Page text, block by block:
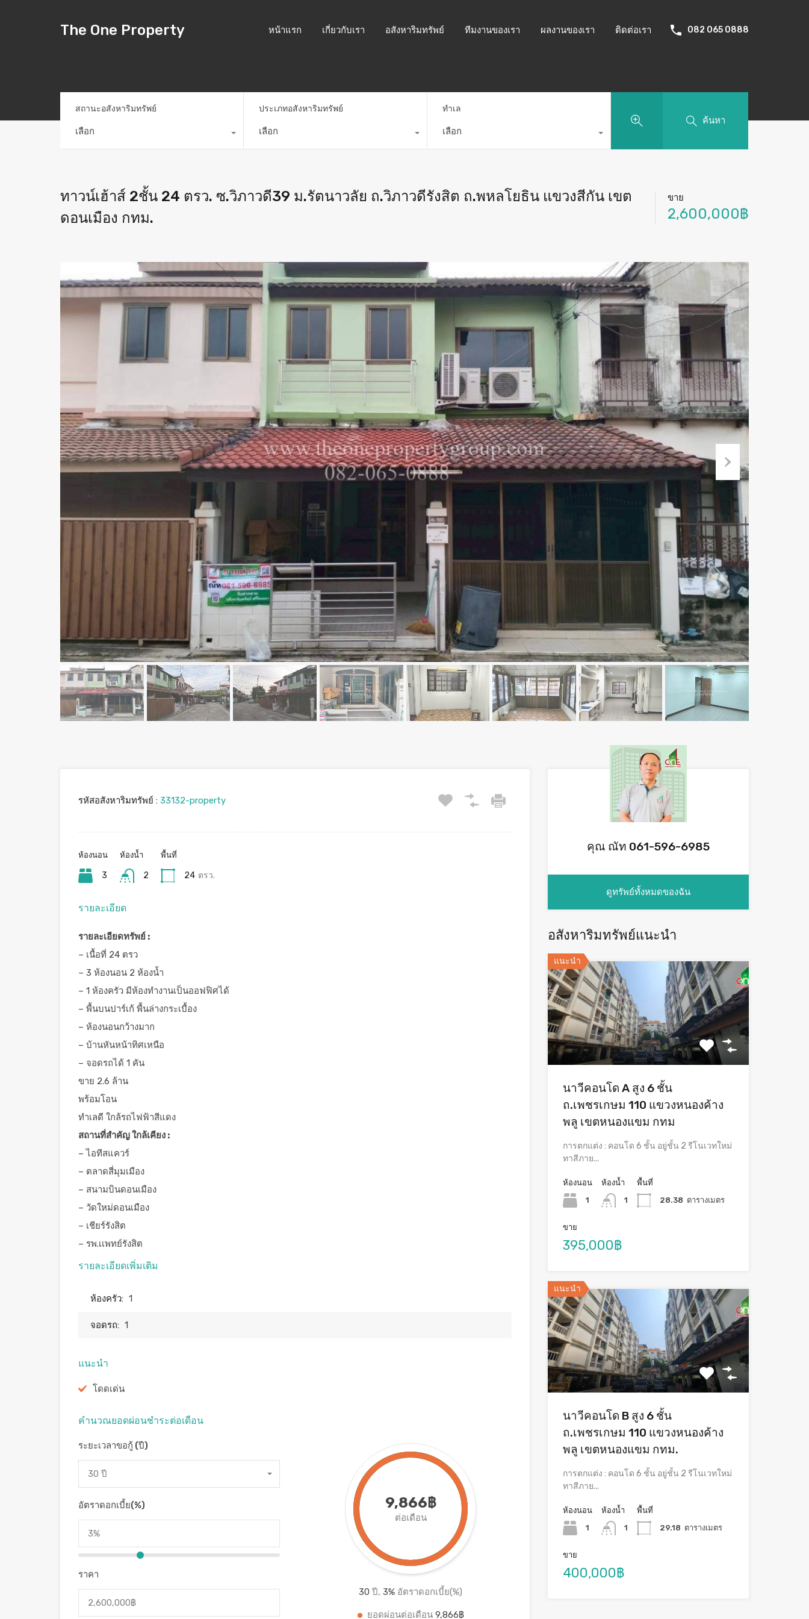
The One Property หน้าแรก เกี่ยวกับเรา อสังหาริมทรัพย์ ทีมงานของเรา ผลงานของเรา ติดต่อเรา 082 065 0888
สถานะอสังหาริมทรัพย์
เลือก
ประเภทอสังหาริมทรัพย์
เลือก
ทำเล
เลือก
ค้นหา
ทาวน์เฮ้าส์ 2ชั้น 24 ตรว. ซ.วิภาวดี39 ม.รัตนาวลัย ถ.วิภาวดีรังสิต ถ.พหลโยธิน แขวงสีกัน เขต
ดอนเมือง กทม.
ขาย
2,600,000฿
รหัสอสังหาริมทรัพย์ : 33132-property
ห้องนอน
3
ห้องน้ำ
2
พื้นที่
24 ตรว.
รายละเอียด
รายละเอียดทรัพย์ :
– เนื้อที่ 24 ตรว
– 3 ห้องนอน 2 ห้องน้ำ
– 1 ห้องครัว มีห้องทำงานเป็นออฟฟิศได้
– พื้นบนปาร์เก้ พื้นล่างกระเบื้อง
– ห้องนอนกว้างมาก
– บ้านหันหน้าทิศเหนือ
– จอดรถได้ 1 คัน
ขาย 2.6 ล้าน
พร้อมโอน
ทำเลดี ใกล้รถไฟฟ้าสีแดง
สถานที่สำคัญ ใกล้เคียง :
– ไอทีสแควร์
– ตลาดสี่มุมเมือง
– สนามบินดอนเมือง
– วัดใหม่ดอนเมือง
– เชียร์รังสิต
– รพ.เเพทย์รังสิต
รายละเอียดเพิ่มเติม
ห้องครัว: 1
จอดรถ: 1
แนะนำ
โดดเด่น
คํานวณยอดผ่อนชําระต่อเดือน
ระยะเวลาขอกู้ (ปี)
30 ปี
อัตราดอกเบี้ย(%)
ราคา
9,866฿
ต่อเดือน
30 ปี,3% อัตราดอกเบี้ย(%)
ยอดผ่อนต่อเดือน 9,866฿
คุณ ณัท 061-596-6985
ดูทรัพย์ทั้งหมดของฉัน
อสังหาริมทรัพย์แนะนำ
แนะนำ
นาวีคอนโด A สูง 6 ชั้น
ถ.เพชรเกษม 110 แขวงหนองค้าง
พลู เขตหนองแขม กทม
การตกแต่ง : คอนโด 6 ชั้น อยู่ชั้น 2 รีโนเวทใหม่
ทาสีภาย...
ห้องนอน
1
ห้องน้ำ
1
พื้นที่
28.38 ตารางเมตร
ขาย
395,000฿
แนะนำ
นาวีคอนโด B สูง 6 ชั้น
ถ.เพชรเกษม 110 แขวงหนองค้าง
พลู เขตหนองแขม กทม.
การตกแต่ง : คอนโด 6 ชั้น อยู่ชั้น 2 รีโนเวทใหม่
ทาสีภาย...
ห้องนอน
1
ห้องน้ำ
1
พื้นที่
29.18 ตารางเมตร
ขาย
400,000฿